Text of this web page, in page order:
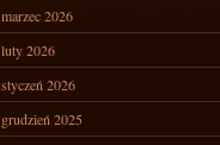
marzec 2026
luty 2026
styczeń 2026
grudzień 2025